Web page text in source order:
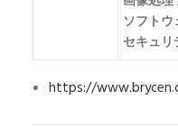
ソフト
セキュ
https://